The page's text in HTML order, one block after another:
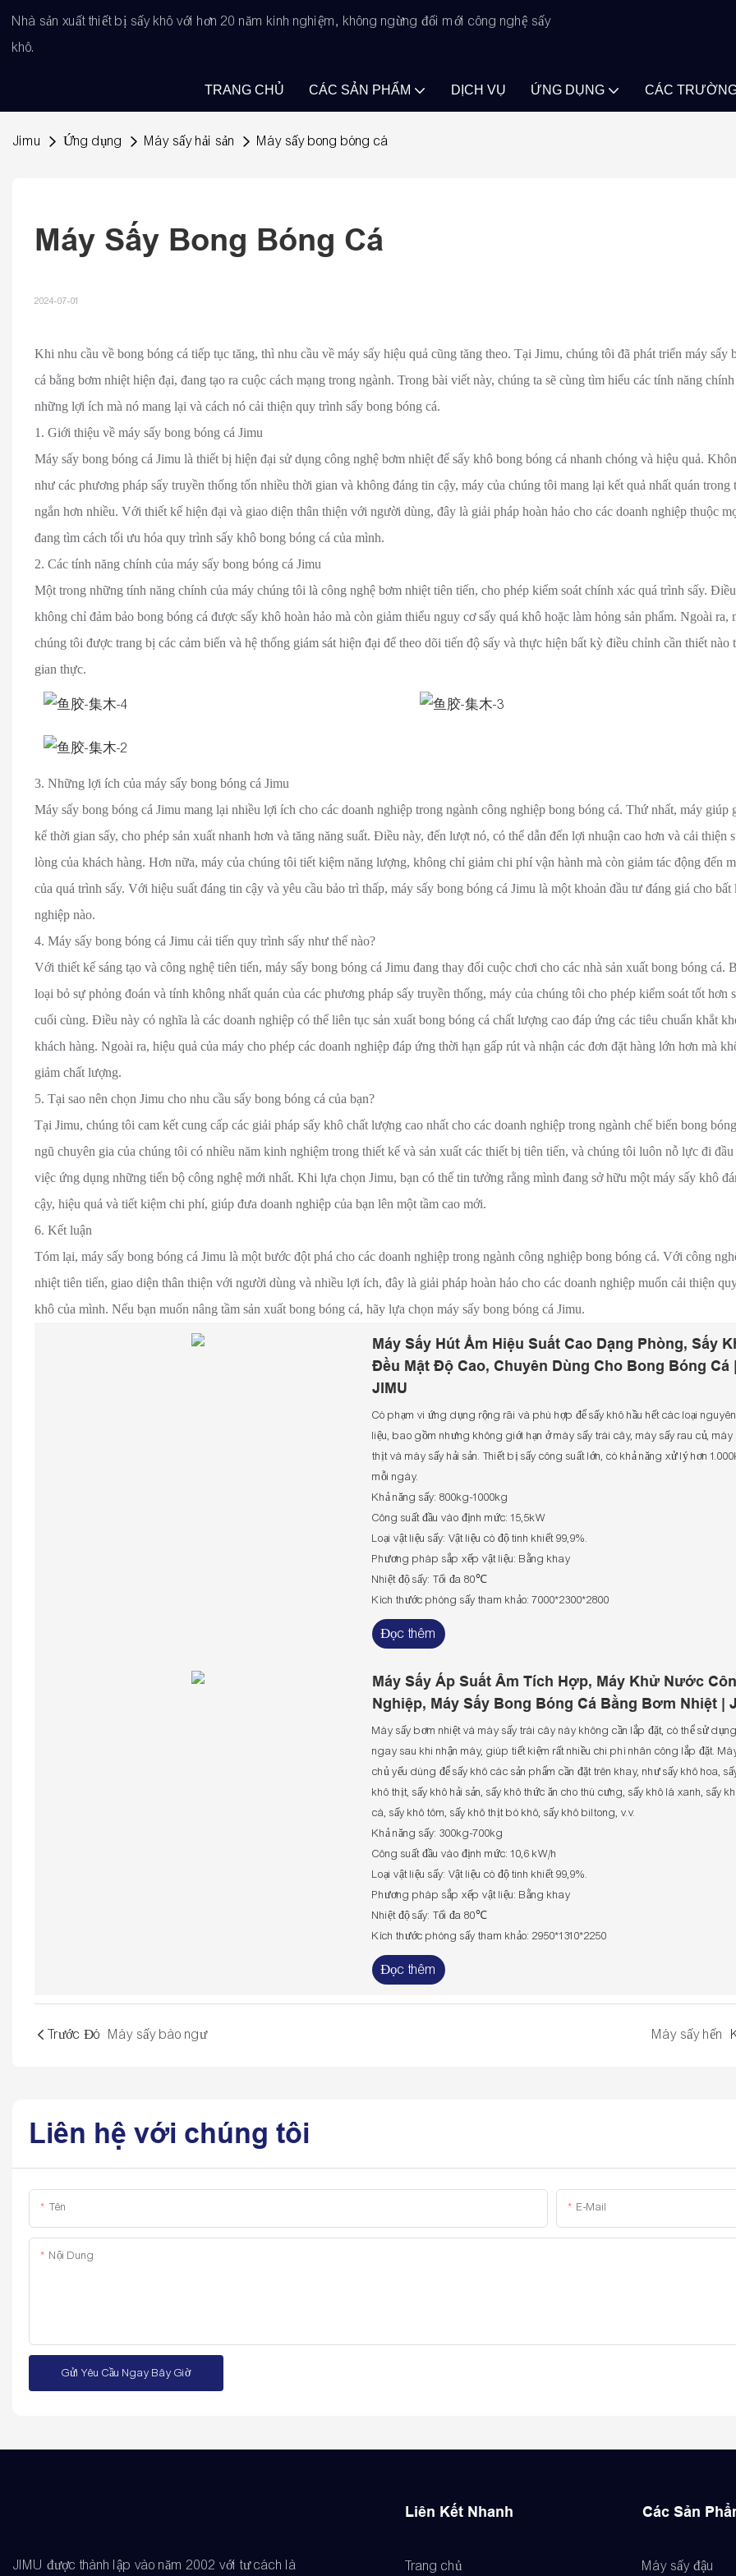
Nhà sản xuất thiết bị sấy khô với hơn 20 năm kinh nghiệm, không ngừng đổi mới công nghệ sấy
khô.
TRANG CHỦ CÁC SẢN PHẨM DỊCH VỤ ỨNG DỤNG CÁC
Jimu Ứng dụng Máy sấy hải sản Máy sấy bong bóng cá
Máy Sấy Bong Bóng Cá
2024-07-01
Khi nhu cầu về bong bóng cá tiếp tục tăng, thì nhu cầu về máy sấy hiệu quả cũng tăng theo. Tại Jimu, chúng tôi đã phát triển máy sấy
cá bằng bơm nhiệt hiện đại, đang tạo ra cuộc cách mạng trong ngành. Trong bài viết này, chúng ta sẽ cùng tìm hiểu các tính năng chính
những lợi ích mà nó mang lại và cách nó cải thiện quy trình sấy bong bóng cá.
1. Giới thiệu về máy sấy bong bóng cá Jimu
Máy sấy bong bóng cá Jimu là thiết bị hiện đại sử dụng công nghệ bơm nhiệt để sấy khô bong bóng cá nhanh chóng và hiệu quả.
như các phương pháp sấy truyền thống tốn nhiều thời gian và không đáng tin cậy, máy của chúng tôi mang lại kết quả nhất quán trong
ngắn hơn nhiều. Với thiết kế hiện đại và giao diện thân thiện với người dùng, đây là giải pháp hoàn hảo cho các doanh nghiệp thuộc
đang tìm cách tối ưu hóa quy trình sấy khô bong bóng cá của mình.
2. Các tính năng chính của máy sấy bong bóng cá Jimu
Một trong những tính năng chính của máy chúng tôi là công nghệ bơm nhiệt tiên tiến, cho phép kiểm soát chính xác quá trình sấy.
không chỉ đảm bảo bong bóng cá được sấy khô hoàn hảo mà còn giảm thiểu nguy cơ sấy quá khô hoặc làm hỏng sản phẩm. Ngoài ra,
chúng tôi được trang bị các cảm biến và hệ thống giám sát hiện đại để theo dõi tiến độ sấy và thực hiện bất kỳ điều chỉnh cần thiết nào
gian thực.
3. Những lợi ích của máy sấy bong bóng cá Jimu
Máy sấy bong bóng cá Jimu mang lại nhiều lợi ích cho các doanh nghiệp trong ngành công nghiệp bong bóng cá. Thứ nhất, máy giúp
kể thời gian sấy, cho phép sản xuất nhanh hơn và tăng năng suất. Điều này, đến lượt nó, có thể dẫn đến lợi nhuận cao hơn và cải thiện
lòng của khách hàng. Hơn nữa, máy của chúng tôi tiết kiệm năng lượng, không chỉ giảm chi phí vận hành mà còn giảm tác động đến
của quá trình sấy. Với hiệu suất đáng tin cậy và yêu cầu bảo trì thấp, máy sấy bong bóng cá Jimu là một khoản đầu tư đáng giá cho bất
nghiệp nào.
4. Máy sấy bong bóng cá Jimu cải tiến quy trình sấy như thế nào?
Với thiết kế sáng tạo và công nghệ tiên tiến, máy sấy bong bóng cá Jimu đang thay đổi cuộc chơi cho các nhà sản xuất bong bóng cá.
loại bỏ sự phỏng đoán và tính không nhất quán của các phương pháp sấy truyền thống, máy của chúng tôi cho phép kiểm soát tốt hơn
cuối cùng. Điều này có nghĩa là các doanh nghiệp có thể liên tục sản xuất bong bóng cá chất lượng cao đáp ứng các tiêu chuẩn khắt
khách hàng. Ngoài ra, hiệu quả của máy cho phép các doanh nghiệp đáp ứng thời hạn gấp rút và nhận các đơn đặt hàng lớn hơn mà
giảm chất lượng.
5. Tại sao nên chọn Jimu cho nhu cầu sấy bong bóng cá của bạn?
Tại Jimu, chúng tôi cam kết cung cấp các giải pháp sấy khô chất lượng cao nhất cho các doanh nghiệp trong ngành chế biến bong
ngũ chuyên gia của chúng tôi có nhiều năm kinh nghiệm trong thiết kế và sản xuất các thiết bị tiên tiến, và chúng tôi luôn nỗ lực đi đầu
việc ứng dụng những tiến bộ công nghệ mới nhất. Khi lựa chọn Jimu, bạn có thể tin tưởng rằng mình đang sở hữu một máy sấy khô
cậy, hiệu quả và tiết kiệm chi phí, giúp đưa doanh nghiệp của bạn lên một tầm cao mới.
6. Kết luận
Tóm lại, máy sấy bong bóng cá Jimu là một bước đột phá cho các doanh nghiệp trong ngành công nghiệp bong bóng cá. Với công
nhiệt tiên tiến, giao diện thân thiện với người dùng và nhiều lợi ích, đây là giải pháp hoàn hảo cho các doanh nghiệp muốn cải thiện
khô của mình. Nếu bạn muốn nâng tầm sản xuất bong bóng cá, hãy lựa chọn máy sấy bong bóng cá Jimu.
Máy Sấy Hút Ẩm Hiệu Suất Cao Dạng Phòng, Sấy
Đều Mật Độ Cao, Chuyên Dùng Cho Bong Bóng Cá |
JIMU
Có phạm vi ứng dụng rộng rãi và phù hợp để sấy khô hầu hết các loại nguyên
liệu, bao gồm nhưng không giới hạn ở máy sấy trái cây, máy sấy rau củ, máy
thịt và máy sấy hải sản. Thiết bị sấy công suất lớn, có khả năng xử lý hơn
mỗi ngày.
Khả năng sấy: 800kg-1000kg
Công suất đầu vào định mức: 15,5kW
Loại vật liệu sấy: Vật liệu có độ tinh khiết 99,9%.
Phương pháp sắp xếp vật liệu: Bằng khay
Nhiệt độ sấy: Tối đa 80℃
Kích thước phòng sấy tham khảo: 7000*2300*2800
Đọc thêm
Máy Sấy Áp Suất Âm Tích Hợp, Máy Khử Nước
Nghiệp, Máy Sấy Bong Bóng Cá Bằng Bơm Nhiệt |
Máy sấy bơm nhiệt và máy sấy trái cây này không cần lắp đặt, có thể sử dụng
ngay sau khi nhận máy, giúp tiết kiệm rất nhiều chi phí nhân công lắp đặt.
chủ yếu dùng để sấy khô các sản phẩm cần đặt trên khay, như sấy khô hoa,
khô thịt, sấy khô hải sản, sấy khô thức ăn cho thú cưng, sấy khô lá xanh, sấy
cá, sấy khô tôm, sấy khô thịt bò khô, sấy khô biltong, v.v.
Khả năng sấy: 300kg-700kg
Công suất đầu vào định mức: 10,6 kW/h
Loại vật liệu sấy: Vật liệu có độ tinh khiết 99,9%.
Phương pháp sắp xếp vật liệu: Bằng khay
Nhiệt độ sấy: Tối đa 80℃
Kích thước phòng sấy tham khảo: 2950*1310*2250
Đọc thêm
Trước Đó Máy sấy bào ngư Máy sấy hến
Liên hệ với chúng tôi
Tên E-Mail
Nội Dung
Gửi Yêu Cầu Ngay Bây Giờ
JIMU được thành lập vào năm 2002 với tư cách là
Liên Kết Nhanh
Trang chủ
Các Sản
Máy sấy đậu